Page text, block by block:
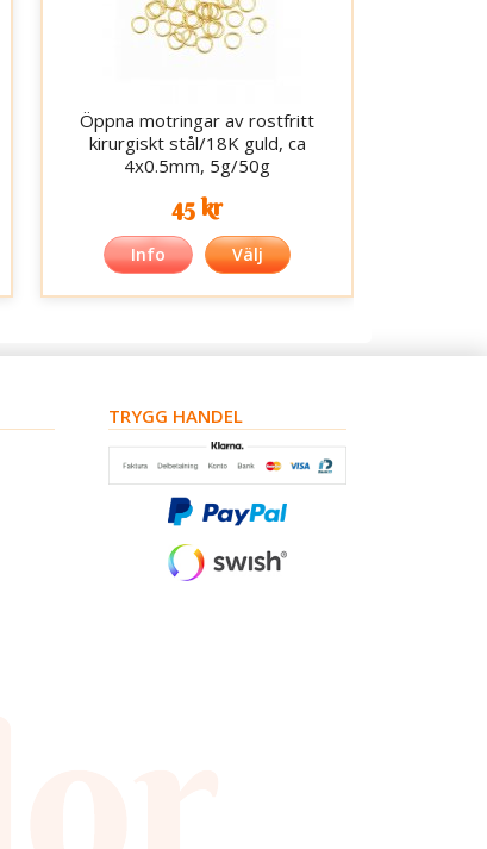
Öppna motringar av rostfritt
kirurgiskt stål/18K guld, ca
4x0.5mm, 5g/50g
45 kr
Info Välj
TRYGG HANDEL